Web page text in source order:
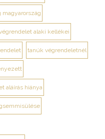
magyarország
alaki kellékei
tanúk végrendeletnél
aláírás hiánya